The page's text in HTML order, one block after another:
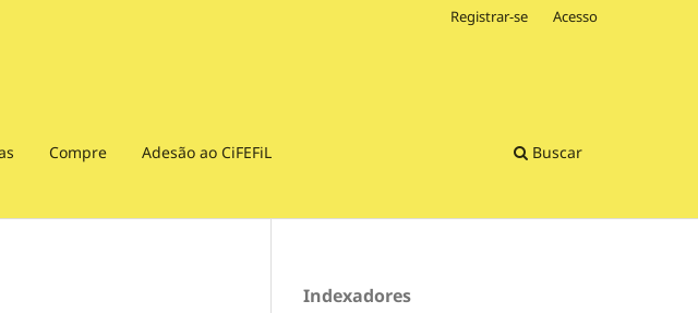
Compre Adesão ao CiFEFiL Buscar
Registrar-se Acesso
Indexadores